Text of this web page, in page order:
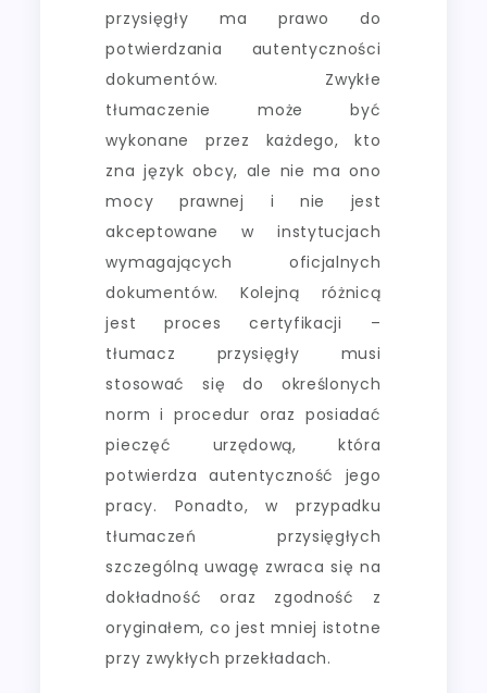
przysięgły ma prawo do
potwierdzania autentyczności
dokumentów. Zwykłe
tłumaczenie może być
wykonane przez każdego, kto
zna język obcy, ale nie ma ono
mocy prawnej i nie jest
akceptowane w instytucjach
wymagających oficjalnych
dokumentów. Kolejną różnicą
jest proces certyfikacji –
tłumacz przysięgły musi
stosować się do określonych
norm i procedur oraz posiadać
pieczęć urzędową, która
potwierdza autentyczność jego
pracy. Ponadto, w przypadku
tłumaczeń przysięgłych
szczególną uwagę zwraca się na
dokładność oraz zgodność z
oryginałem, co jest mniej istotne
przy zwykłych przekładach.